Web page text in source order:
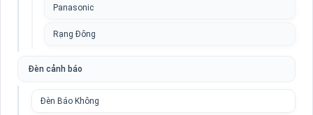
Panasonic
Rạng Đông
Đèn cảnh báo
Đèn Báo Không